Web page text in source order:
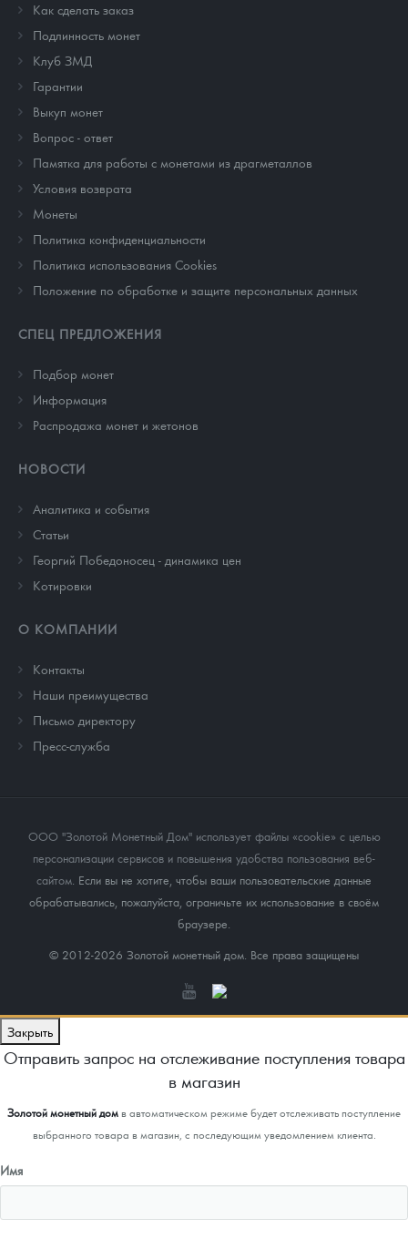
Как сделать заказ
Подлинность монет
Клуб ЗМД
Гарантии
Выкуп монет
Вопрос - ответ
Памятка для работы с монетами из драгметаллов
Условия возврата
Монеты
Политика конфиденциальности
Политика использования Cookies
Положение по обработке и защите персональных данных
СПЕЦ ПРЕДЛОЖЕНИЯ
Подбор монет
Информация
Распродажа монет и жетонов
НОВОСТИ
Аналитика и события
Cтатьи
Георгий Победоносец - динамика цен
Котировки
О КОМПАНИИ
Контакты
Наши преимущества
Письмо директору
Пресс-служба
ООО "Золотой Монетный Дом" использует файлы «cookie» с целью
персонализации сервисов и повышения удобства пользования веб-
сайтом. Если вы не хотите, чтобы ваши пользовательские данные
обрабатывались, пожалуйста, ограничьте их использование в своём
браузере.
© 2012-2026 Золотой монетный дом. Все права защищены
Закрыть
Отправить запрос на отслеживание поступления товара
в магазин
Золотой монетный домв автоматическом режиме будет отслеживать поступление
выбранного товара в магазин, с последующим уведомлением клиента.
Имя